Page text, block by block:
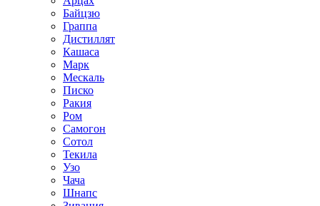
Байцзю
Граппа
Дистиллят
Кашаса
Марк
Мескаль
Писко
Ракия
Ром
Самогон
Сотол
Текила
Узо
Чача
Шнапс